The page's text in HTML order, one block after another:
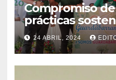
Compromiso
prácticas
conciencia
instituciones
24 ABRIL, 2024